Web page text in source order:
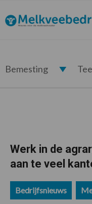
de
hoofdnavigatie
de
hoofd
de
eerste
de
voettekst
Melkveebedrijf.nl
Bemesting
Werk in de
aan te veel
Bedrijfsnieuws